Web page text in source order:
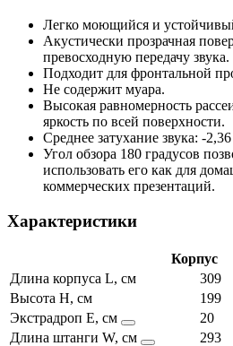
Легко моющийся и
Акустически прозрачная
превосходную передачу звука.
Подходит для фронтальной
Не содержит муара.
Высокая равномерность
яркость по всей поверхности.
Среднее затухание звука: -
Угол обзора 180 градусов
использовать его как для
коммерческих презентаций.
Характеристики
Корпус
Длина корпуса L, см
309
Высота H, см
199
Экстрадроп E, см
20
Длина штанги W, см
293